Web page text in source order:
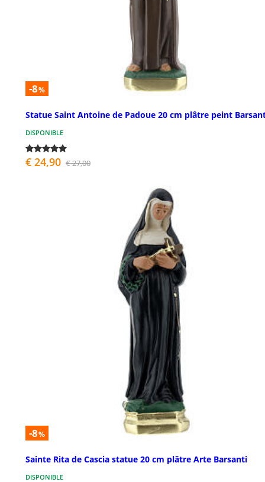
-8%
Statue Saint Antoine de Padoue 20 cm plâtre peint
DISPONIBLE
€ 24,90 € 27,00
-8%
Sainte Rita de Cascia statue 20 cm plâtre Arte Barsanti
DISPONIBLE